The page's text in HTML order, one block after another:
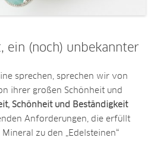
ein (noch) unbekannter
sprechen, sprechen wir von
ihrer großen Schönheit und
Schönheit und Beständigkeit
Anforderungen, die erfüllt
zu den „Edelsteinen“